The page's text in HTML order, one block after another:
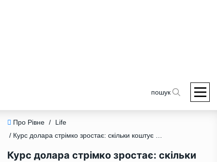
пошук
Про Рівне /
Life
/ Курс долара стрімко зростає: скільки коштує валюта на 19 січня
Курс долара стрімко зростає: скільки